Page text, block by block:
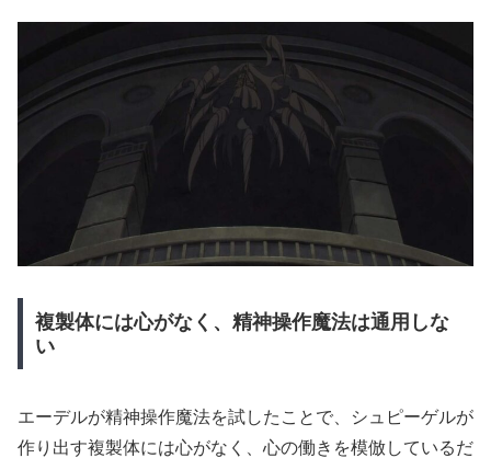
複製体には心がなく、精神操作魔法は通用しな
い
エーデルが精神操作魔法を試したことで、シュピーゲルが
作り出す複製体には心がなく、心の働きを模倣しているだ